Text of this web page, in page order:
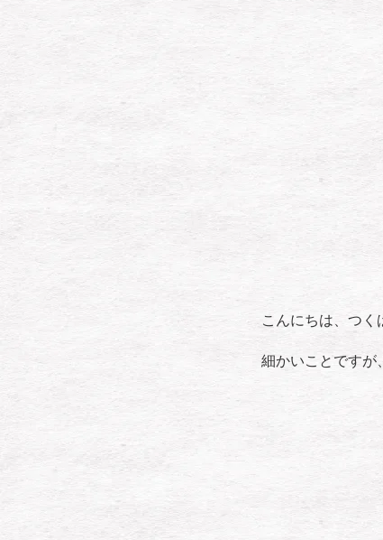
こんにちは、つく
細かいことですが